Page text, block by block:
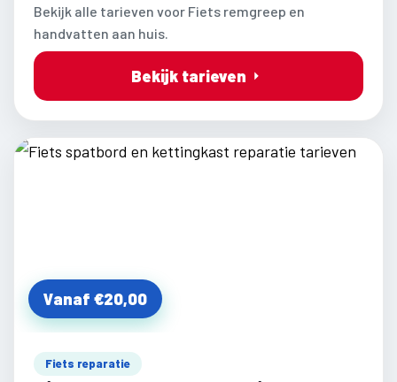
Bekijk alle tarieven voor Fiets remgreep en
handvatten aan huis.
Bekijk tarieven
Vanaf €20,00
Fiets reparatie